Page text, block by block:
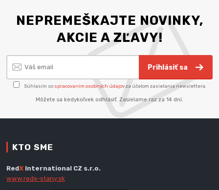
NEPREMEŠKAJTE NOVINKY,
AKCIE A ZĽAVY!
Prihlásiť sa
Súhlasím so spracovaním osobných údajovza účelom zasielania newslettera.
Môžete sa kedykoľvek odhlásiť. Zasielame raz za 14 dní.
KTO SME
RedX International CZ s.r.o.
www.redx-stany.sk